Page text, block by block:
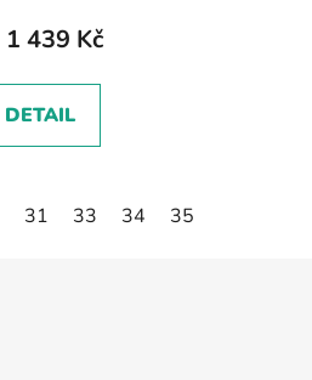
1 439 Kč
DETAIL
31 33 34 35